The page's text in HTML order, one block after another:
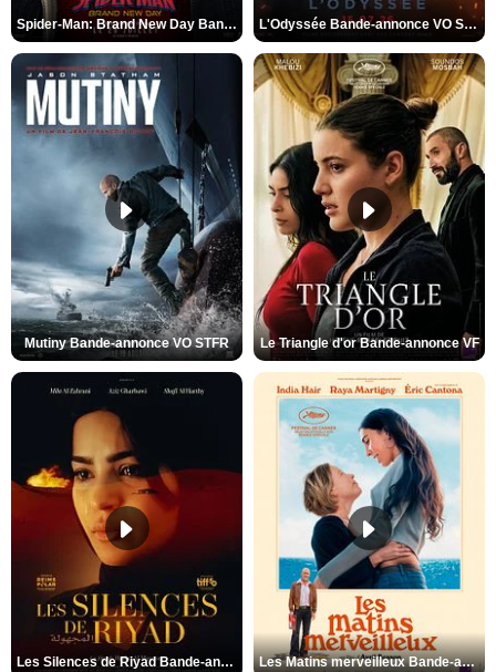
Spider-Man: Brand New Day Bande-annonce VO STFR L'Odyssée Bande-annonce VO STFR
Mutiny Bande-annonce VO STFR Le Triangle d'or Bande-annonce VF
Les Silences de Riyad Bande-annonce VO STFR Les Matins merveilleux Bande-annonce VF